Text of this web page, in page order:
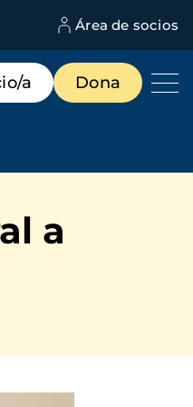
Área de socios
a Dona
a